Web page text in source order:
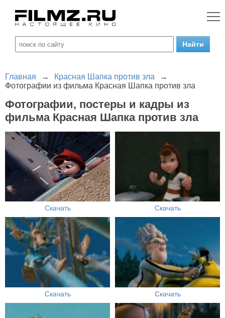
Главная → Красная Шапка против зла
→
Фотографии из фильма Красная Шапка против зла
Фотографии, постеры и кадры из
фильма Красная Шапка против зла
Скачать Скачать
Скачать Скачать